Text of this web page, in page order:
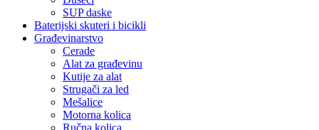
SUP daske
Baterijski skuteri i bicikli
Građevinarstvo
Cerade
Alat za građevinu
Kutije za alat
Strugači za led
Mešalice
Motorna kolica
Ručna kolica